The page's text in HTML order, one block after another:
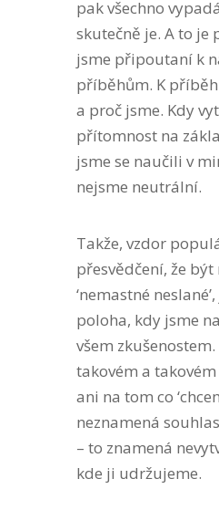
pak všechno
skutečně je. A to je
jsme připoutaní k
příběhům. K
a proč jsme. Kdy
přítomnost na
jsme se naučili v
nejsme neutrální.
Takže, vzdor
přesvědčení, že
‘nemastné
poloha, kdy jsme
všem
takovém a
ani na tom co
neznamená
– to znamená
kde ji udržujeme.